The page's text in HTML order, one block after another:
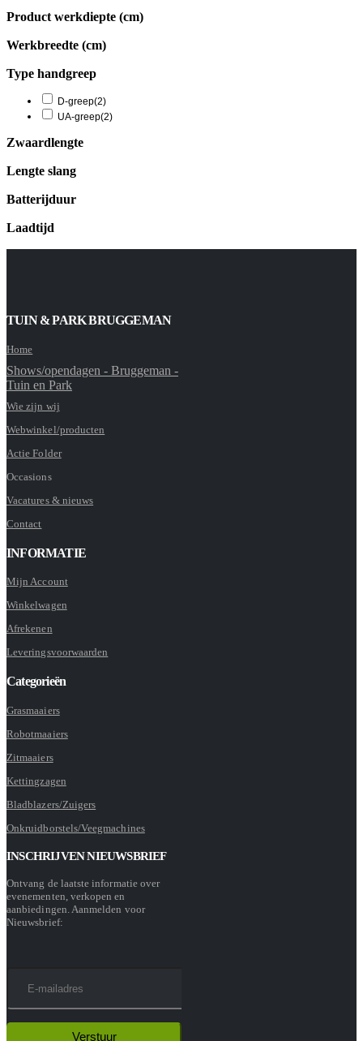
Product werkdiepte (cm)
Werkbreedte (cm)
Type handgreep
D-greep(2)
UA-greep(2)
Zwaardlengte
Lengte slang
Batterijduur
Laadtijd
TUIN & PARK BRUGGEMAN
Home
Shows/opendagen - Bruggeman -
Tuin en Park
Wie zijn wij
Webwinkel/producten
Actie Folder
Occasions
Vacatures & nieuws
Contact
INFORMATIE
Mijn Account
Winkelwagen
Afrekenen
Leveringsvoorwaarden
Categorieën
Grasmaaiers
Robotmaaiers
Zitmaaiers
Kettingzagen
Bladblazers/Zuigers
Onkruidborstels/Veegmachines
INSCHRIJVEN NIEUWSBRIEF
Ontvang de laatste informatie over
evenementen, verkopen en
aanbiedingen. Aanmelden voor
Nieuwsbrief: